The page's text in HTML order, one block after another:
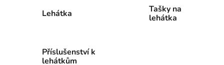
Lehátka
Tašky na
lehátka
Příslušenství k
lehátkům